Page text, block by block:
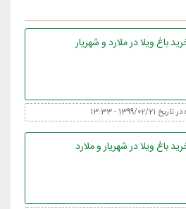
باغ ویلا در ملارد و شهریار
02/21 - 13:33
باغ ویلا در شهریار و ملارد